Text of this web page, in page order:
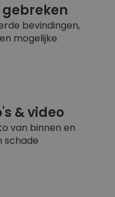
bevindingen,
mogelijke
& video
van binnen en
schade